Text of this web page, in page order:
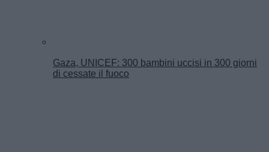
Gaza, UNICEF: 300 bambini uccisi in 300 giorni
di cessate il fuoco